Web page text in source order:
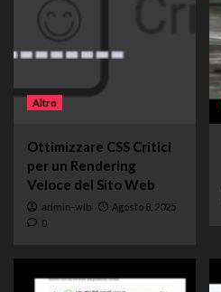
Altro
Ottimizzare CSS Critici
per un Rendering
Veloce del Sito Web
admin-wlb Agosto 8, 2025
0